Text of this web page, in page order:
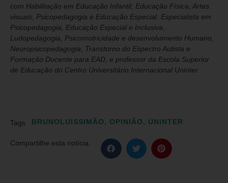
com Habilitação em Educação Infantil, Educação Física, Artes
visuais, Psicopedagogia e Educação Especial. Especialista em
Psicopedagogia, Educação Especial e Inclusiva,
Ludopedagogia, Psicomotricidade e desenvolvimento Humano,
Neuropsicopedagogia, Transtorno do Espectro Autista e
Formação Docente para EAD, e professor da Escola Superior
de Educação do Centro Universitário Internacional Uninter.
Tags BRUNOLUISSIMÃO, OPINIÃO, UNINTER
Compartilhe esta notícia: